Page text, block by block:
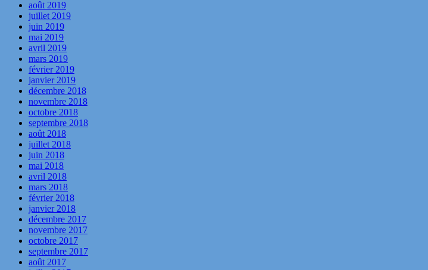
août 2019
juillet 2019
juin 2019
mai 2019
avril 2019
mars 2019
février 2019
janvier 2019
décembre 2018
novembre 2018
octobre 2018
septembre 2018
août 2018
juillet 2018
juin 2018
mai 2018
avril 2018
mars 2018
février 2018
janvier 2018
décembre 2017
novembre 2017
octobre 2017
septembre 2017
août 2017